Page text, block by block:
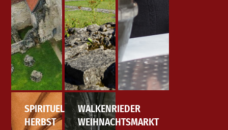
SPIRITUELLER
HERBST
WALKENRIEDER
WEIHNACHTSMARKT